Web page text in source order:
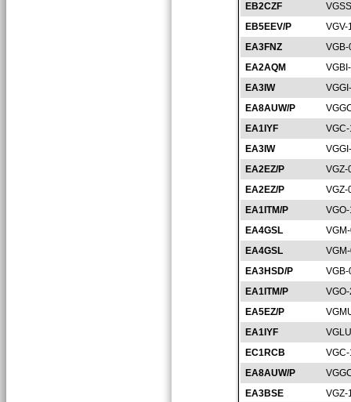
EB2CZF
EB5EEV/P
VGV-
EA3FNZ
EA2AQM
EA3IW
EA8AUW/P
EA1IYF
EA3IW
EA2EZ/P
VGZ-
EA2EZ/P
VGZ-
EA1ITM/P
EA4GSL
EA4GSL
EA3HSD/P
EA1ITM/P
EA5EZ/P
EA1IYF
EC1RCB
EA8AUW/P
EA3BSE
VGZ-